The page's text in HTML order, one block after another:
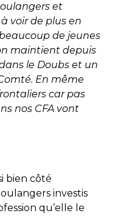
et
voir de plus en
de jeunes
maintient depuis
le Doubs et un
En même
car pas
nos CFA vont
bien côté
investis
qu’elle le